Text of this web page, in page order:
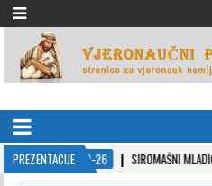
VJERONAUČNI
PREZENTACIJE
2022-10-26 SIROMAŠNI MLADIĆ –